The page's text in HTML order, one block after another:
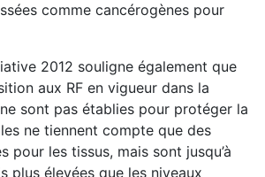
comme cancérogènes pour
2012 souligne également que
aux RF en vigueur dans la
sont pas établies pour protéger la
ne tiennent compte que des
pour les tissus, mais sont jusqu’à
plus élevées que les niveaux